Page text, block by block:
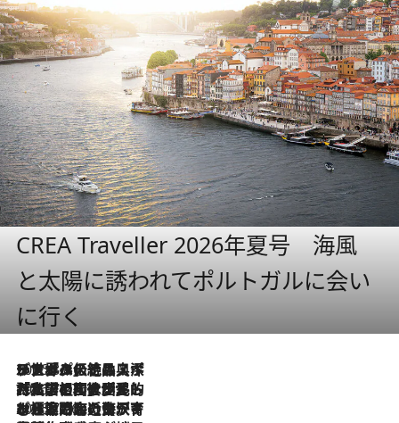
CREA Traveller 2026年夏号 海風
と太陽に誘われてポルトガルに会い
に行く
2026.8.8
リスボンの絶品スイーツ「パステル・デ・ナタ」とは？ポルトガル伝統の奥深い世界へ
2026.7.27
「私の祖国はポルトガル語です」国民的詩人フェルナンド・ペソアと、彼が愛した文学の街を歩く
2026.7.26
ポルトガル近海が育む極上の海の幸。キリリと冷えた白ワインと愉しむ、シーフード専門店の贅沢